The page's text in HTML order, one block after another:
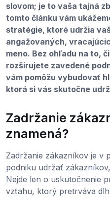
slovom; je to vaša tajná
tomto článku vám
stratégie, ktoré udržia
angažovaných,
meno. Bez ohľadu na to,
rozširujete zavedené
vám pomôžu vybudovať
ktorá si vás skutočne
Zadržanie
znamená?
Zadržanie zákazníkov je v
podniku udržať
Nejde len o uskutočnenie
vzťahu, ktorý pretrváva